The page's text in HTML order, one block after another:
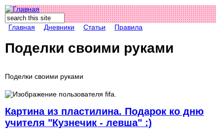
Форма поиска
Поиск
Главная
Дневники Статьи Правила
Поделки своими руками
Поделки своими руками
Картина из пластилина. Подарок ко дню
учителя "Кузнечик - левша" :)